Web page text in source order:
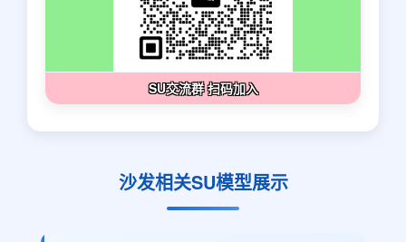
SU交流群 扫码加入
沙发相关SU模型展示